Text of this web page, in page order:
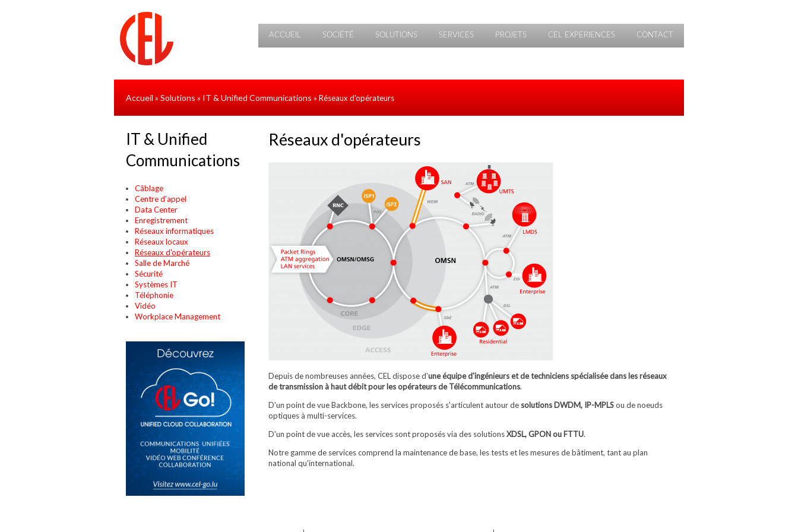
ACCUEIL SOCIÉTÉ SOLUTIONS SERVICES PROJETS CEL EXPERIENCES CONTACT
Accueil » Solutions » IT & Unified Communications » Réseaux d'opérateurs
Réseaux d'opérateurs
Depuis de nombreuses années, CEL dispose d'une équipe d'ingénieurs et de techniciens spécialisée dans les réseaux
de transmission à haut débit pour les opérateurs de Télécommunications.
D'un point de vue Backbone, les services proposés s'articulent autour de solutions DWDM, IP-MPLSou de noeuds
optiques à multi-services.
D'un point de vue accès, les services sont proposés via des solutionsXDSL, GPON ou FTTU.
Notre gamme de services comprend la maintenance de base, les tests et les mesures de bâtiment, tant au plan
national qu'international.
IT & Unified
Communications
Câblage
Centre d'appel
Data Center
Enregistrement
Réseaux informatiques
Réseaux locaux
Réseaux d'opérateurs
Salle de Marché
Sécurité
Systèmes IT
Téléphonie
Vidéo
Workplace Management